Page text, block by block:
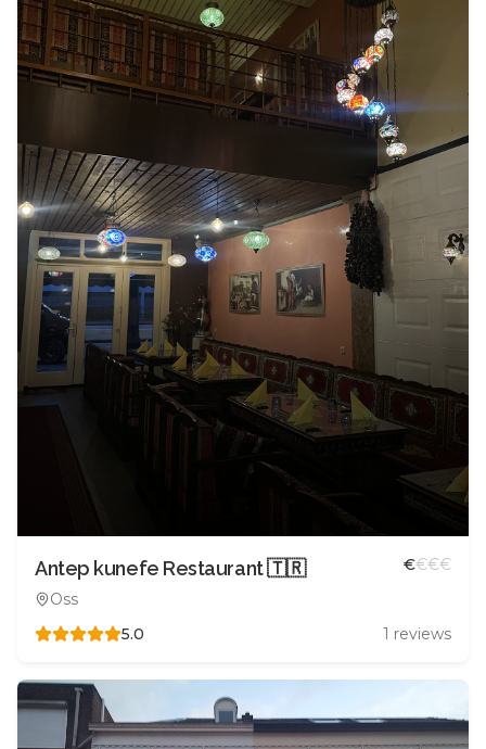
Antep kunefe Restaurant 🇹🇷
Oss
€€€€
5.0 1 reviews